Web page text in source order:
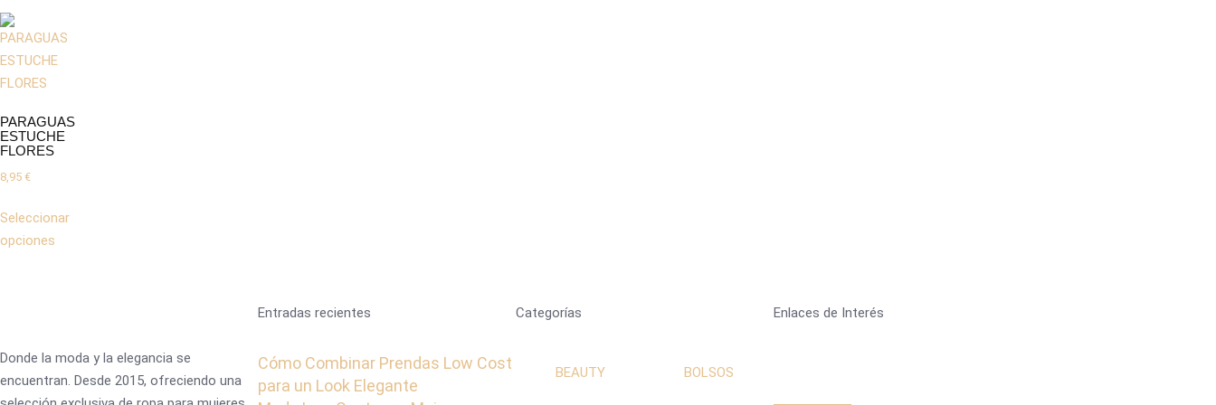
PARAGUAS
ESTUCHE
FLORES
8,95 €
Seleccionar
opciones
Donde la moda y la elegancia se
encuentran. Desde 2015, ofreciendo una
Entradas recientes
Cómo Combinar Prendas Low Cost
para un Look Elegante
Categorías
BEAUTY BOLSOS
Enlaces de Interés